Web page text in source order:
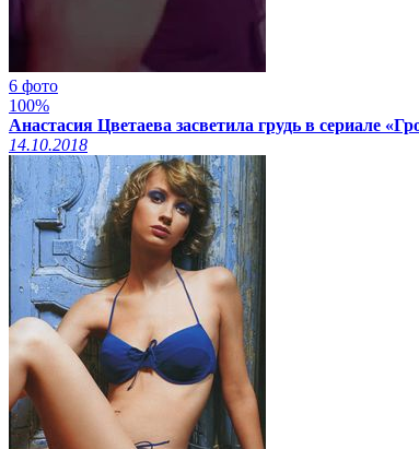
6 фото
100%
Анастасия Цветаева засветила грудь в сериале
14.10.2018